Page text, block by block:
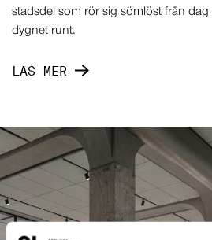
stadsdel som rör sig sömlöst från dag
dygnet runt.
LÄS MER